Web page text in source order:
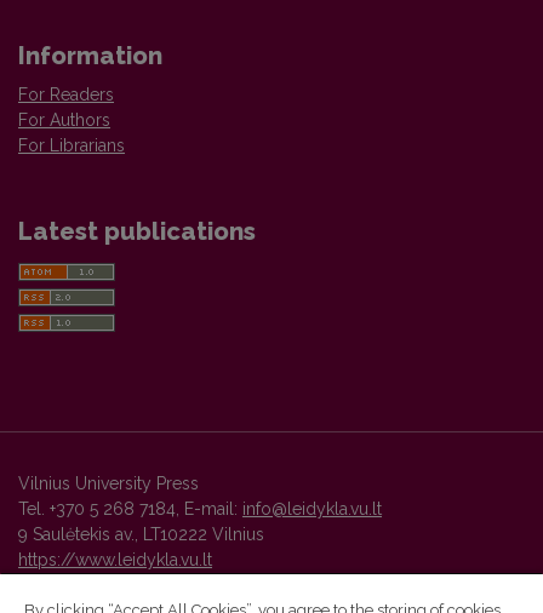
Information
For Readers
For Authors
For Librarians
Latest publications
Vilnius University Press
Tel. +370 5 268 7184, E-mail: info@leidykla.vu.lt
9 Saulėtekis av., LT10222 Vilnius
https://www.leidykla.vu.lt